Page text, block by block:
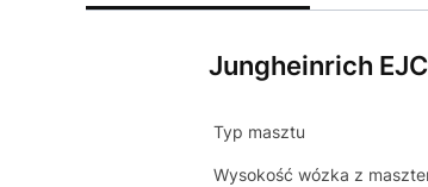
Jungheinrich
Typ masztu
Wysokość wózka z